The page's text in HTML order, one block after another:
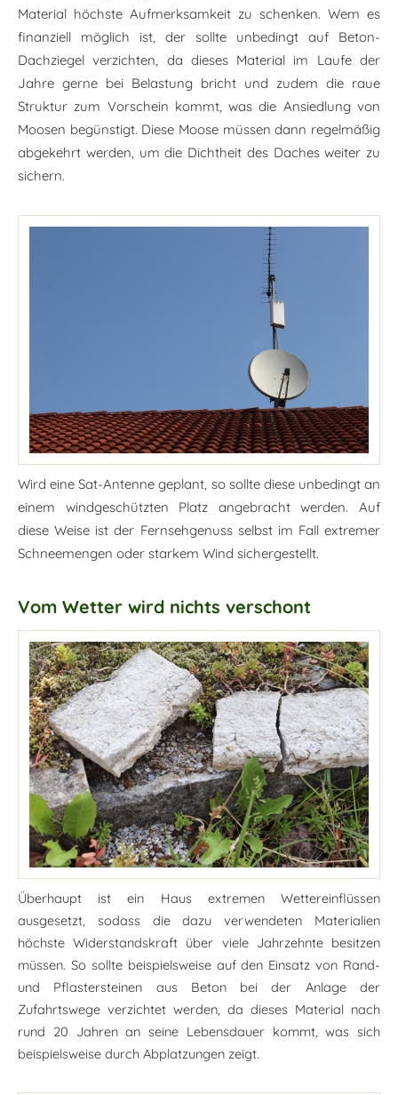
Material höchste Aufmerksamkeit zu schenken. Wem es
finanziell möglich ist, der sollte unbedingt auf Beton-
Dachziegel verzichten, da dieses Material im Laufe der
Jahre gerne bei Belastung bricht und zudem die raue
Struktur zum Vorschein kommt, was die Ansiedlung von
Moosen begünstigt. Diese Moose müssen dann regelmäßig
abgekehrt werden, um die Dichtheit des Daches weiter zu
sichern.
Wird eine Sat-Antenne geplant, so sollte diese unbedingt an
einem windgeschützten Platz angebracht werden. Auf
diese Weise ist der Fernsehgenuss selbst im Fall extremer
Schneemengen oder starkem Wind sichergestellt.
Vom Wetter wird nichts verschont
Überhaupt ist ein Haus extremen Wettereinflüssen
ausgesetzt, sodass die dazu verwendeten Materialien
höchste Widerstandskraft über viele Jahrzehnte besitzen
müssen. So sollte beispielsweise auf den Einsatz von Rand-
und Pflastersteinen aus Beton bei der Anlage der
Zufahrtswege verzichtet werden, da dieses Material nach
rund 20 Jahren an seine Lebensdauer kommt, was sich
beispielsweise durch Abplatzungen zeigt.